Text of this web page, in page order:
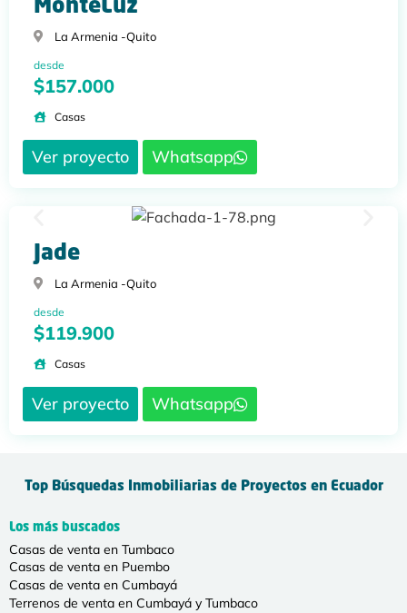
MonteLuz
La Armenia -Quito
desde
$157.000
Casas
Ver proyecto Whatsapp
Jade
La Armenia -Quito
desde
$119.900
Casas
Ver proyecto Whatsapp
Top Búsquedas Inmobiliarias de Proyectos en Ecuador
Los más buscados
Casas de venta en Tumbaco
Casas de venta en Puembo
Casas de venta en Cumbayá
Terrenos de venta en Cumbayá y Tumbaco